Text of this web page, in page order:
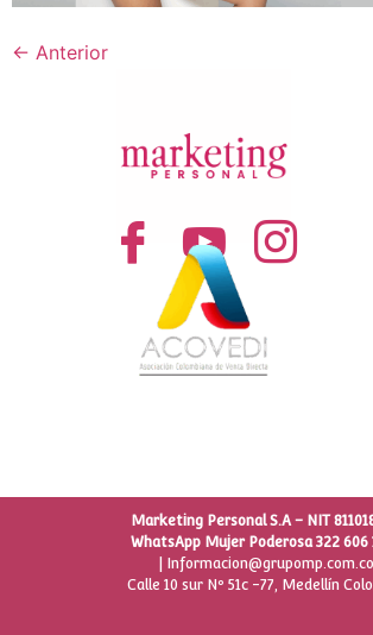
← Anterior
Marketing Personal S.A – NIT
WhatsApp Mujer Poderosa 322 606
Informacion@grupomp.com.co
Calle 10 sur Nº 51c -77, Medellín